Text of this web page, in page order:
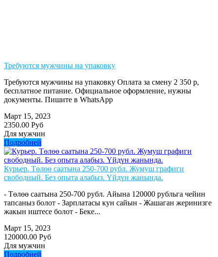
Требуются мужчины на упаковку
Требуются мужчины на упаковку Оплата за смену 2 350 р,
бесплатное питание. Официальное оформление, нужны
документы. Пишите в WhatsApp
Март 15, 2023
2350.00 Руб
Для мужчин
Подробней
Курьер. Төлөө саатына 250-700 рубл. Жумуш графиги
свободный. Без опыта алабыз. Үйдүн жанында.
- Төлөө саатына 250-700 рубл. Айына 120000 рубльга чейин
тапсаныз болот - Зарплатасы кун сайын - Жашаган жеринизге
жакын иштесе болот - Беке...
Март 15, 2023
120000.00 Руб
Для мужчин
Подробней